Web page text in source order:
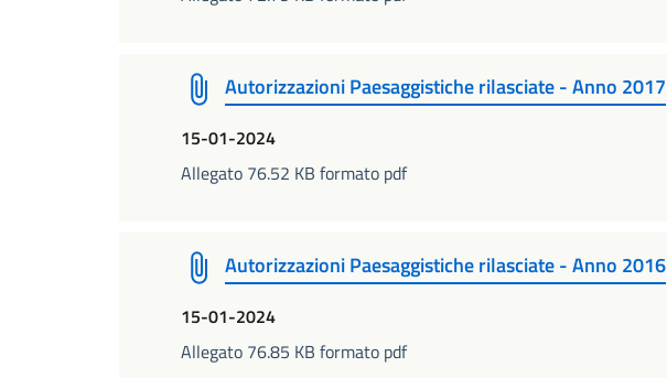
Autorizzazioni Paesaggistiche rilasciate - Anno 2017
15-01-2024
Allegato 76.52 KB formato pdf
Autorizzazioni Paesaggistiche rilasciate - Anno 2016
15-01-2024
Allegato 76.85 KB formato pdf